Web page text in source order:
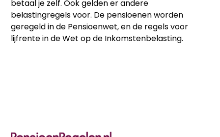
betaal je zelf. Ook gelden er andere
belastingregels voor. De pensioenen worden
geregeld in de Pensioenwet, en de regels voor
lijfrente in de Wet op de Inkomstenbelasting.